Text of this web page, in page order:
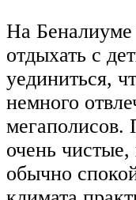
На Беналиуме
отдыхать с
уединиться,
немного
мегаполисов.
очень чистые,
обычно